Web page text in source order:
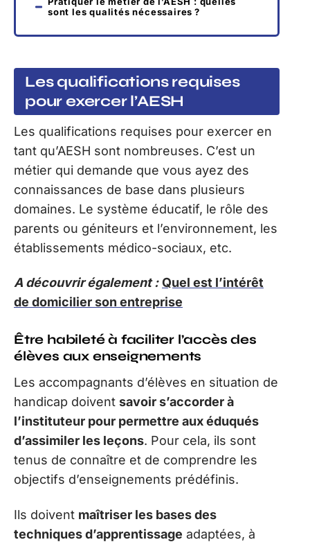
sont les qualités nécessaires ?
Les qualifications requises
pour exercer l’AESH
Les qualifications requises pour exercer en
tant qu’AESH sont nombreuses. C’est un
métier qui demande que vous ayez des
connaissances de base dans plusieurs
domaines. Le système éducatif, le rôle des
parents ou géniteurs et l’environnement, les
établissements médico-sociaux, etc.
A découvrir également : Quel est l’intérêt
de domicilier son entreprise
Être habileté à faciliter l’accès des
élèves aux enseignements
Les accompagnants d’élèves en situation de
handicap doivent savoir s’accorder à
l’instituteur pour permettre aux éduqués
d’assimiler les leçons. Pour cela, ils sont
tenus de connaître et de comprendre les
objectifs d’enseignements prédéfinis.
Ils doivent maîtriser les bases des
techniques d’apprentissage adaptées, à